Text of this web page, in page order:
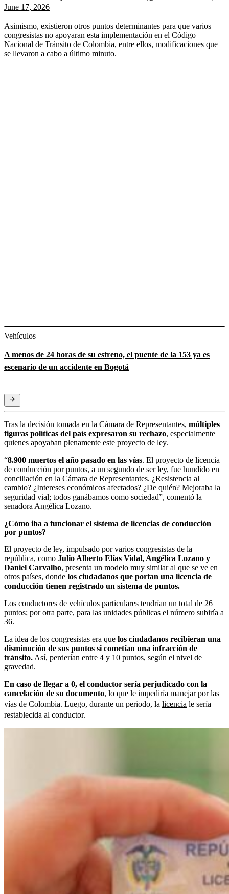
June 17, 2026
Asimismo, existieron otros puntos determinantes para que varios
congresistas no apoyaran esta implementación en el Código
Nacional de Tránsito de Colombia, entre ellos, modificaciones que
se llevaron a cabo a último minuto.
Vehículos
A menos de 24 horas de su estreno, el puente de la 153 ya es
escenario de un accidente en Bogotá
Tras la decisión tomada en la Cámara de Representantes, múltiples
figuras políticas del país expresaron su rechazo, especialmente
quienes apoyaban plenamente este proyecto de ley.
“8.900 muertos el año pasado en las vías. El proyecto de licencia
de conducción por puntos, a un segundo de ser ley, fue hundido en
conciliación en la Cámara de Representantes. ¿Resistencia al
cambio? ¿Intereses económicos afectados? ¿De quién? Mejoraba la
seguridad vial; todos ganábamos como sociedad”, comentó la
senadora Angélica Lozano.
¿Cómo iba a funcionar el sistema de licencias de conducción
por puntos?
El proyecto de ley, impulsado por varios congresistas de la
república, como Julio Alberto Elías Vidal, Angélica Lozano y
Daniel Carvalho, presenta un modelo muy similar al que se ve en
otros países, donde los ciudadanos que portan una licencia de
conducción tienen registrado un sistema de puntos.
Los conductores de vehículos particulares tendrían un total de 26
puntos; por otra parte, para las unidades públicas el número subiría a
36.
La idea de los congresistas era que los ciudadanos recibieran una
disminución de sus puntos si cometían una infracción de
tránsito.Así, perderían entre 4 y 10 puntos, según el nivel de
gravedad.
En caso de llegar a 0, el conductor sería perjudicado con la
cancelación de su documento, lo que le impediría manejar por las
vías de Colombia. Luego, durante un periodo, la licencia le sería
restablecida al conductor.